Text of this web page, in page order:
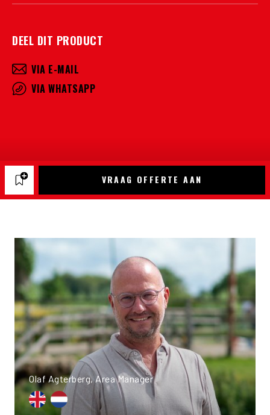
DEEL DIT PRODUCT
VIA E-MAIL
VIA WHATSAPP
VRAAG OFFERTE AAN
Olaf Agterberg, Area Manager